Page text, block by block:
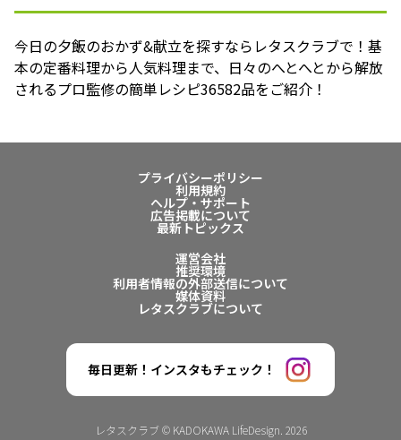
今日の夕飯のおかず&献立を探すならレタスクラブで！基
本の定番料理から人気料理まで、日々のへとへとから解放
されるプロ監修の簡単レシピ36582品をご紹介！
プライバシーポリシー
利用規約
ヘルプ・サポート
広告掲載について
最新トピックス
運営会社
推奨環境
利用者情報の外部送信について
媒体資料
レタスクラブについて
毎日更新！インスタもチェック！
レタスクラブ © KADOKAWA LifeDesign. 2026